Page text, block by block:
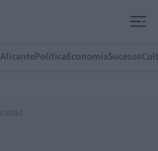
Alicante Política EconomíaSucesos